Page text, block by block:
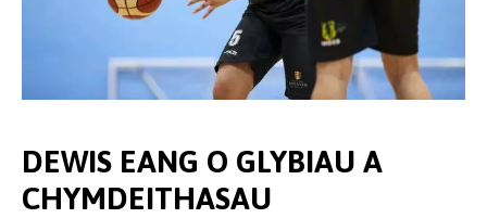
DEWIS EANG O GLYBIAU A
CHYMDEITHASAU